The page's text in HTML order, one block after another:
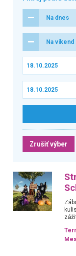
Na dnes
Na víkend
Zrušiť výber